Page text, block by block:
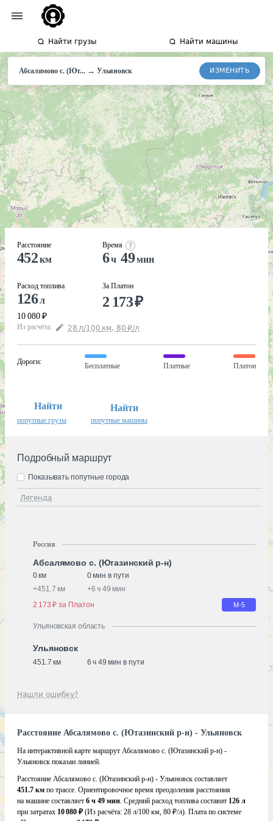
Найти грузы Найти машины
Абсалямово с. (Ют... → Ульяновск ИЗМЕНИТЬ
Расстояние
452км
Расход топлива
126л
10 080 ₽
Время
6ч 49мин
За Платон
2 173₽
Из расчёта: 28 л/100 км, 80 ₽/л
Дороги:
Бесплатные Платные Платон
Найти
попутные грузы
Найти
попутные машины
Подробный маршрут
Легенда
Показывать попутные города
Россия
Абсалямово с. (Ютазинский р-н)
0 км
0 мин в пути
+451.7 км +6 ч 49 мин
2 173 ₽ за Платон
М-5
Ульяновская область
Ульяновск
451.7 км 6 ч 49 мин в пути
Нашли ошибку?
Расстояние Абсалямово с. (Ютазинский р-н) - Ульяновск
На интерактивной карте маршрут Абсалямово с. (Ютазинский р-н) -
Ульяновск показан линией.
Расстояние Абсалямово с. (Ютазинский р-н) - Ульяновск составляет
451.7 км по трассе. Ориентировочное время преодоления расстояния
на машине составляет 6 ч 49 мин. Средний расход топлива составит 126 л
при затратах 10 080 ₽ (Из расчёта: 28 л/100 км, 80 ₽/л). Плата по системе